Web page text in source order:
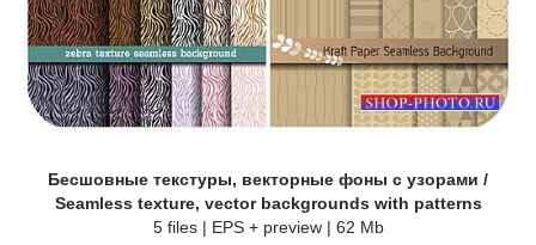
Бесшовные текстуры, векторные фоны с узорами /
Seamless texture, vector backgrounds with patterns
5 files | EPS + preview | 62 Mb